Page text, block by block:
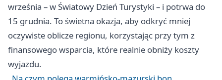
września – w Światowy Dzień Turystyki – i potrwa do
15 grudnia. To świetna okazja, aby odkryć mniej
oczywiste oblicze regionu, korzystając przy tym z
finansowego wsparcia, które realnie obniży koszty
wyjazdu.